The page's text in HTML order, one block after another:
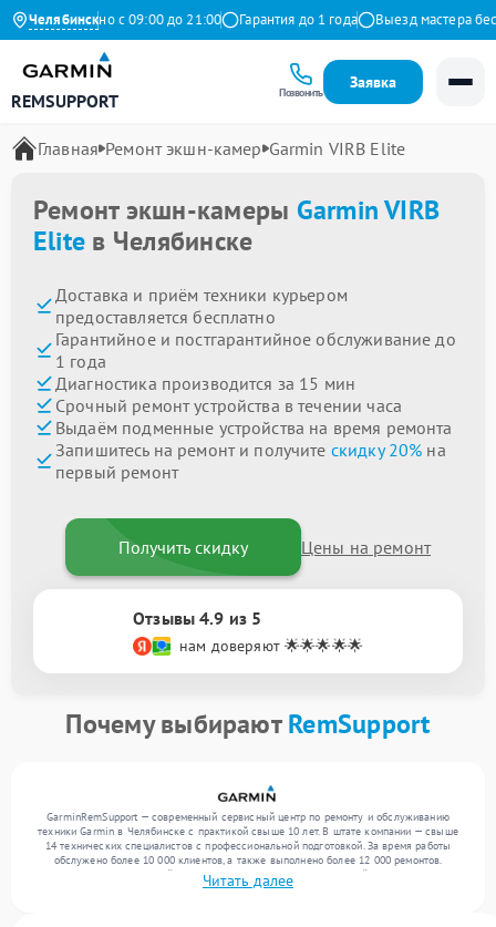
Челябинск
Ежедневно с 09:00 до 21:00 Гарантия до 1 года Выезд мастера
REMSUPPORT Позвонить
Заявка
Главная Ремонт экшн-камер Garmin VIRB Elite
Ремонт экшн-камеры Garmin VIRB
Elite в Челябинске
Доставка и приём техники курьером
предоставляется бесплатно
Гарантийное и постгарантийное обслуживание до
1 года
Диагностика производится за 15 мин
Срочный ремонт устройства в течении часа
Выдаём подменные устройства на время ремонта
Запишитесь на ремонт и получите скидку 20% на
первый ремонт
Получить скидку Цены на ремонт
Отзывы 4.9 из 5
нам доверяют 🌟🌟🌟🌟🌟
Почему выбираютRemSupport
GarminRemSupport — современный сервисный центр по ремонту и обслуживанию
техники Garmin в Челябинске с практикой свыше 10 лет. В штате компании — свыше
14 технических специалистов с профессиональной подготовкой. За время работы
обслужено более 10 000 клиентов, а также выполнено более 12 000 ремонтов.
Ежемесячно в сервисный центр поступает более 300 обращений, включая , , . Мы
устраняем поломки любой сложности и предлагаем стабильный уровень сервиса
Читать далее